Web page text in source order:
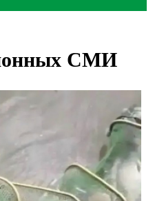
взрывной травмы
впервые вывезли из музея
Туркова сыграла мать
доставили в